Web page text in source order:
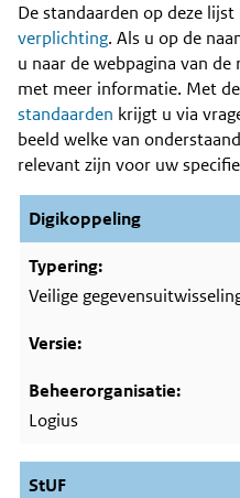
Content
De standaarden op deze lijst
verplichting. Als u op de
u naar de webpagina van
met meer informatie. Met de
standaarden krijgt u via
beeld welke van
relevant zijn voor uw
Digikoppeling
Veilige
Logius
StUF